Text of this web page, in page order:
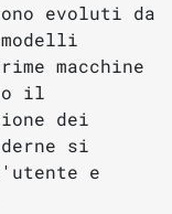
evoluti da
macchine
il
dei
si
e